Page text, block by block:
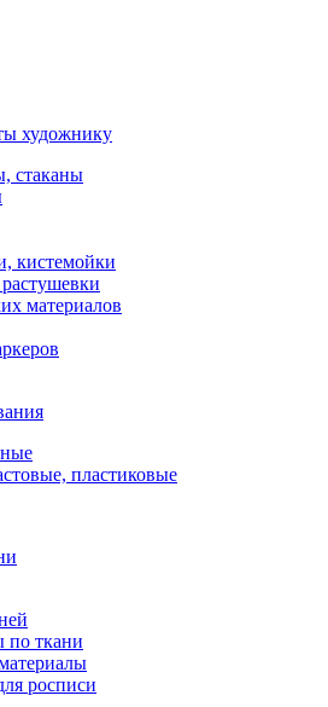
художнику
стаканы
кистемойки
материалов
пластиковые
по ткани
росписи